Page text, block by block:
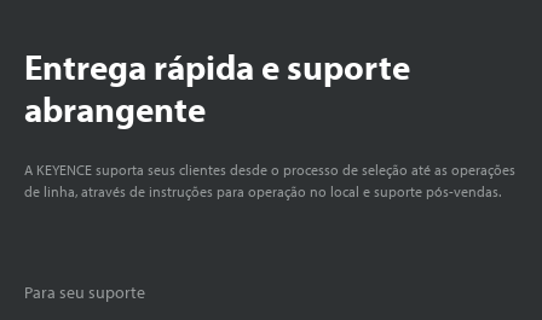
Entrega rápida e suporte
abrangente
A KEYENCE suporta seus clientes desde o processo de seleção até as operações
de linha, através de instruções para operação no local e suporte pós-vendas.
Para seu suporte